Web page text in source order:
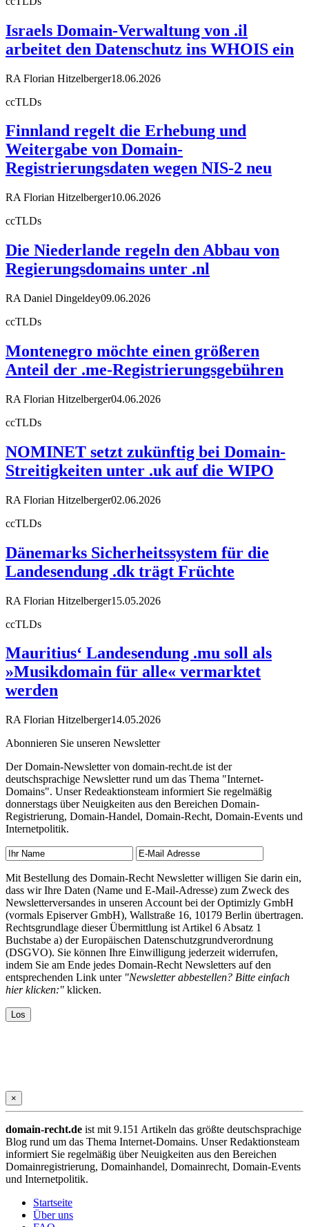
Israels Domain-Verwaltung von .il
arbeitet den Datenschutz ins WHOIS ein
RA Florian Hitzelberger18.06.2026
ccTLDs
Finnland regelt die Erhebung und
Weitergabe von Domain-
Registrierungsdaten wegen NIS-2 neu
RA Florian Hitzelberger10.06.2026
ccTLDs
Die Niederlande regeln den Abbau von
Regierungsdomains unter .nl
RA Daniel Dingeldey09.06.2026
ccTLDs
Montenegro möchte einen größeren
Anteil der .me-Registrierungsgebühren
RA Florian Hitzelberger04.06.2026
ccTLDs
NOMINET setzt zukünftig bei Domain-
Streitigkeiten unter .uk auf die WIPO
RA Florian Hitzelberger02.06.2026
ccTLDs
Dänemarks Sicherheitssystem für die
Landesendung .dk trägt Früchte
RA Florian Hitzelberger15.05.2026
ccTLDs
Mauritius‘ Landesendung .mu soll als
»Musikdomain für alle« vermarktet
werden
RA Florian Hitzelberger14.05.2026
Abonnieren Sie unseren Newsletter
Der Domain-Newsletter von domain-recht.de ist der
deutschsprachige Newsletter rund um das Thema "Internet-
Domains". Unser Redeaktionsteam informiert Sie regelmäßig
donnerstags über Neuigkeiten aus den Bereichen Domain-
Registrierung, Domain-Handel, Domain-Recht, Domain-Events und
Internetpolitik.
Mit Bestellung des Domain-Recht Newsletter willigen Sie darin ein,
dass wir Ihre Daten (Name und E-Mail-Adresse) zum Zweck des
Newsletterversandes in unseren Account bei der Optimizly GmbH
(vormals Episerver GmbH), Wallstraße 16, 10179 Berlin übertragen.
Rechtsgrundlage dieser Übermittlung ist Artikel 6 Absatz 1
Buchstabe a) der Europäischen Datenschutzgrundverordnung
(DSGVO). Sie können Ihre Einwilligung jederzeit widerrufen,
indem Sie am Ende jedes Domain-Recht Newsletters auf den
entsprechenden Link unter "Newsletter abbestellen? Bitte einfach
hier klicken:" klicken.
×
domain-recht.de ist mit 9.151 Artikeln das größte deutschsprachige
Blog rund um das Thema Internet-Domains. Unser Redaktionsteam
informiert Sie regelmäßig über Neuigkeiten aus den Bereichen
Domainregistrierung, Domainhandel, Domainrecht, Domain-Events
und Internetpolitik.
Startseite
Über uns